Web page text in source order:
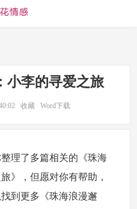
小李的寻爱之旅
收藏 Word下载
理了多篇相关的《珠海
》，但愿对你有帮助，
到更多《珠海浪漫邂